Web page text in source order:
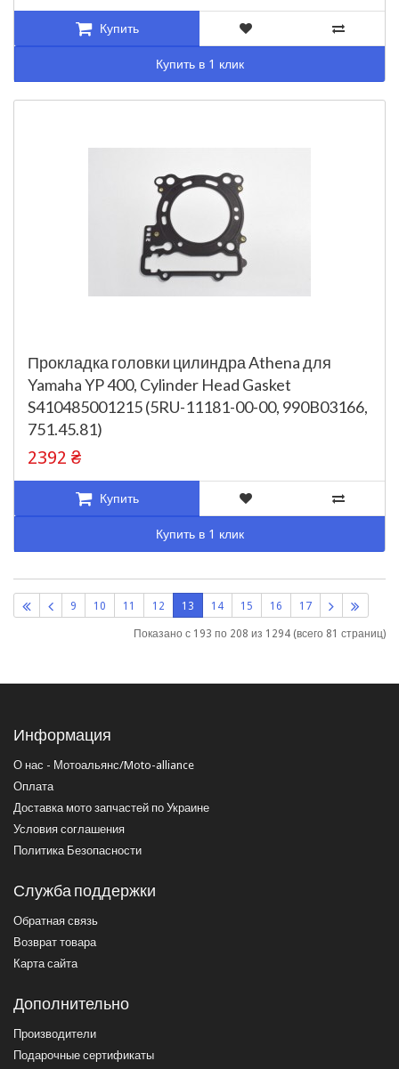
Купить
Купить в 1 клик
Прокладка головки цилиндра Athena для
Yamaha YP 400, Cylinder Head Gasket
S410485001215 (5RU-11181-00-00, 990B03166,
751.45.81)
2392 ₴
Купить
Купить в 1 клик
9 10 11 12 13 14 15 16 17
Показано с 193 по 208 из 1294 (всего 81 страниц)
Информация
О нас - Мотоальянс/Moto-alliance
Оплата
Доставка мото запчастей по Украине
Условия соглашения
Политика Безопасности
Служба поддержки
Обратная связь
Возврат товара
Карта сайта
Дополнительно
Производители
Подарочные сертификаты